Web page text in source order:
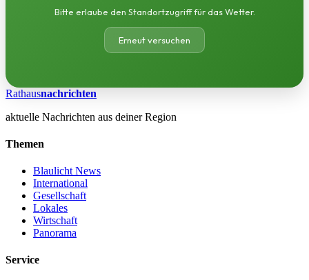
Bitte erlaube den Standortzugriff für das Wetter.
Erneut versuchen
Rathausnachrichten
aktuelle Nachrichten aus deiner Region
Themen
Blaulicht News
International
Gesellschaft
Lokales
Wirtschaft
Panorama
Service